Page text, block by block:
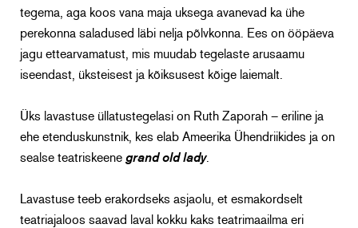
tegema, aga koos vana maja uksega avanevad ka ühe
perekonna saladused läbi nelja põlvkonna. Ees on ööpäeva
jagu ettearvamatust, mis muudab tegelaste arusaamu
iseendast, üksteisest ja kõiksusest kõige laiemalt.
Üks lavastuse üllatustegelasi on Ruth Zaporah – eriline ja
ehe etenduskunstnik, kes elab Ameerika Ühendriikides ja on
sealse teatriskeene grand old lady.
Lavastuse teeb erakordseks asjaolu, et esmakordselt
teatriajaloos saavad laval kokku kaks teatrimaailma eri